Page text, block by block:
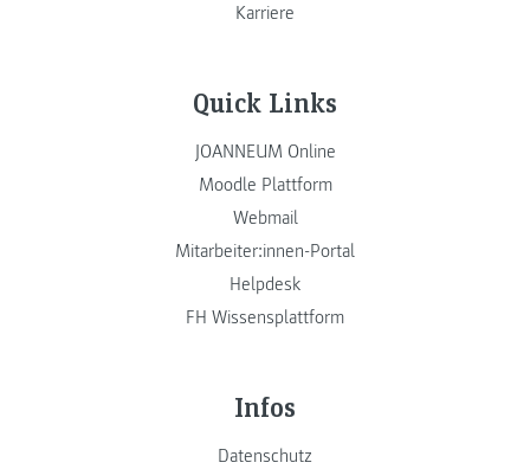
Karriere
Quick Links
JOANNEUM Online
Moodle Plattform
Webmail
Mitarbeiter:innen-Portal
Helpdesk
FH Wissensplattform
Infos
Datenschutz